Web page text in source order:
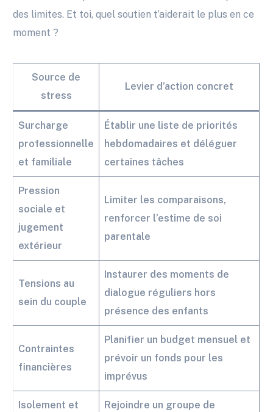
des limites. Et toi, quel soutien t’aiderait le plus en ce
moment ?
Source de
stress
Levier d’action concret
Surcharge
professionnelle
et familiale
Établir une liste de priorités
hebdomadaires et déléguer
certaines tâches
Pression
sociale et
jugement
extérieur
Limiter les comparaisons,
renforcer l’estime de soi
parentale
Tensions au
sein du couple
Instaurer des moments de
dialogue réguliers hors
présence des enfants
Contraintes
financières
Planifier un budget mensuel et
prévoir un fonds pour les
imprévus
Isolement et
Rejoindre un groupe de